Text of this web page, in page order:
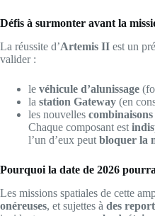
Défis à surmonter avant la
La réussite d’Artemis II est un
valider :
le véhicule d’alunissage
la station Gateway (en
les nouvelles combinaisons
Chaque composant est
l’un d’eux peut bloquer la
Pourquoi la date de 2026
Les missions spatiales de cette
onéreuses, et sujettes à des